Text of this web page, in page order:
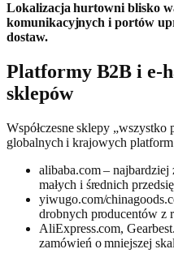
Lokalizacja hurtowni blisko
komunikacyjnych i portów
dostaw.
Platformy B2B i e-
sklepów
Współczesne sklepy „wszystko
globalnych i krajowych
alibaba.com – najbardziej
małych i średnich
yiwugo.com/
drobnych producentów z
AliExpress.com,
zamówień o mniejszej